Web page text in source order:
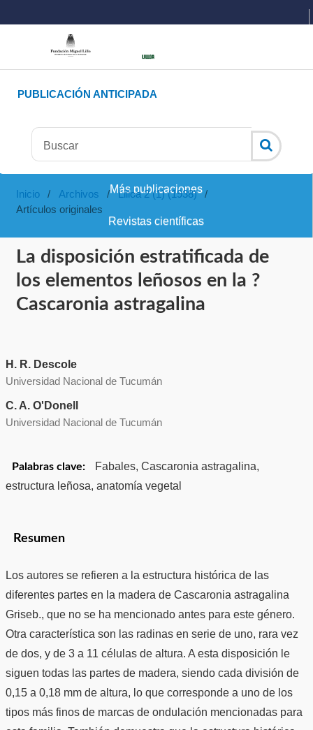
Más publicaciones
Revistas científicas
PUBLICACIÓN ANTICIPADA
Inicio / Archivos / Lilloa 2 (1) (1938)
/
Artículos originales
La disposición estratificada de
los elementos leñosos en la ?
Cascaronia astragalina
H. R. Descole
Universidad Nacional de Tucumán
C. A. O'Donell
Universidad Nacional de Tucumán
Palabras clave:
Fabales, Cascaronia astragalina,
estructura leñosa, anatomía vegetal
Resumen
Los autores se refieren a la estructura histórica de las
diferentes partes en la madera de Cascaronia astragalina
Griseb., que no se ha mencionado antes para este género.
Otra característica son las radinas en serie de uno, rara vez
de dos, y de 3 a 11 células de altura. A esta disposición le
siguen todas las partes de madera, siendo cada división de
0,15 a 0,18 mm de altura, lo que corresponde a uno de los
tipos más finos de marcas de ondulación mencionadas para